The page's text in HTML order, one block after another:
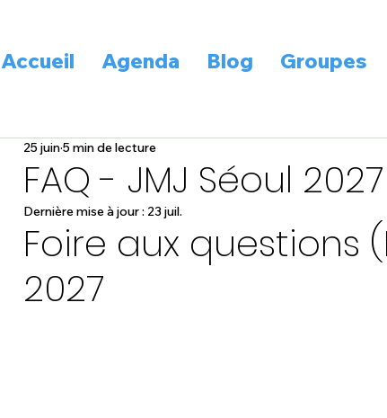
Accueil Agenda Blog Groupes
FAQ - JMJ Séoul 2027
25 juin5 min de lecture
Dernière mise à jour : 23 juil.
Foire aux questions
2027